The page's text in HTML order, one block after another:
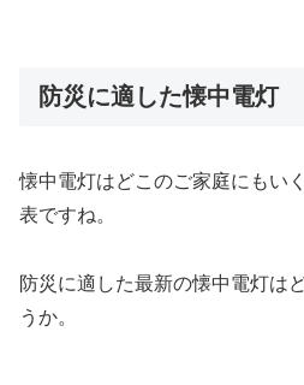
防災に適した懐中電灯
懐中電灯はどこのご家庭にもい
表ですね。
防災に適した最新の懐中電灯は
うか。